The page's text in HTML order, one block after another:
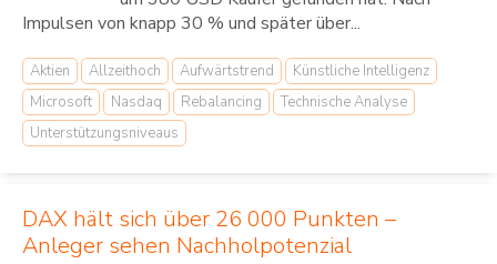
Impulsen von knapp 30 % und später über...
Aktien Allzeithoch Aufwärtstrend
Künstliche Intelligenz
Microsoft
Nasdaq Rebalancing
Technische Analyse
Unterstützungsniveaus
DAX hält sich über 26 000 Punkten –
Anleger sehen Nachholpotenzial